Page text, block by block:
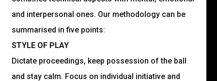
and interpersonal ones. Our methodology can be
summarised in five points:
STYLE OF PLAY
Dictate proceedings, keep possession of the ball
and stay calm. Focus on individual initiative and